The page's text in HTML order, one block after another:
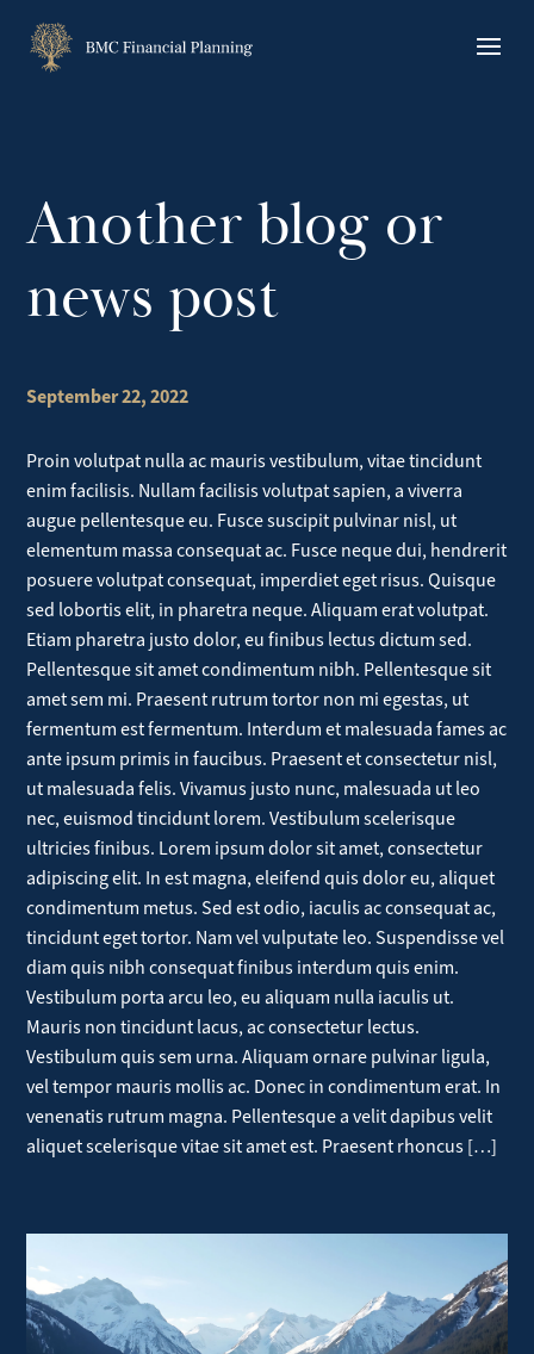
content
Another blog or
news post
September 22, 2022
Proin volutpat nulla ac mauris vestibulum, vitae tincidunt
enim facilisis. Nullam facilisis volutpat sapien, a viverra
augue pellentesque eu. Fusce suscipit pulvinar nisl, ut
elementum massa consequat ac. Fusce neque dui, hendrerit
posuere volutpat consequat, imperdiet eget risus. Quisque
sed lobortis elit, in pharetra neque. Aliquam erat volutpat.
Etiam pharetra justo dolor, eu finibus lectus dictum sed.
Pellentesque sit amet condimentum nibh. Pellentesque sit
amet sem mi. Praesent rutrum tortor non mi egestas, ut
fermentum est fermentum. Interdum et malesuada fames ac
ante ipsum primis in faucibus. Praesent et consectetur nisl,
ut malesuada felis. Vivamus justo nunc, malesuada ut leo
nec, euismod tincidunt lorem. Vestibulum scelerisque
ultricies finibus. Lorem ipsum dolor sit amet, consectetur
adipiscing elit. In est magna, eleifend quis dolor eu, aliquet
condimentum metus. Sed est odio, iaculis ac consequat ac,
tincidunt eget tortor. Nam vel vulputate leo. Suspendisse vel
diam quis nibh consequat finibus interdum quis enim.
Vestibulum porta arcu leo, eu aliquam nulla iaculis ut.
Mauris non tincidunt lacus, ac consectetur lectus.
Vestibulum quis sem urna. Aliquam ornare pulvinar ligula,
vel tempor mauris mollis ac. Donec in condimentum erat. In
venenatis rutrum magna. Pellentesque a velit dapibus velit
aliquet scelerisque vitae sit amet est. Praesent rhoncus […]